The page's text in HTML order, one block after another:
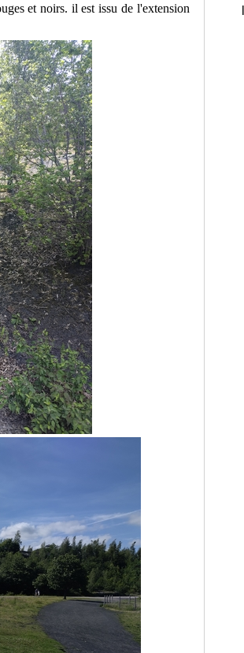
et noirs. il est issu de l'extension